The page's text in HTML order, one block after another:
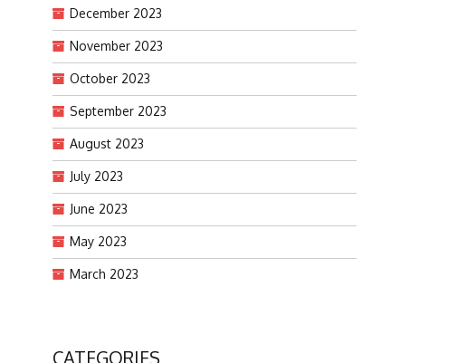
December 2023
November 2023
October 2023
September 2023
August 2023
July 2023
June 2023
May 2023
March 2023
CATEGORIES